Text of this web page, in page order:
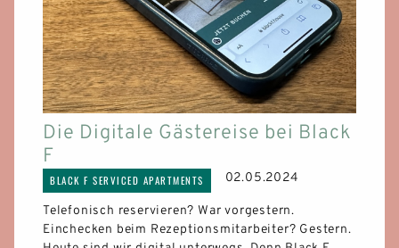
ÜBER UNS
TEAM
KARRIERE
NACHHALTIGKEIT
BLOG
PRESSE
Die Digitale Gästereise bei Black
F
BLACK F SERVICED APARTMENTS 02.05.2024
Telefonisch reservieren? War vorgestern.
Einchecken beim Rezeptionsmitarbeiter? Gestern.